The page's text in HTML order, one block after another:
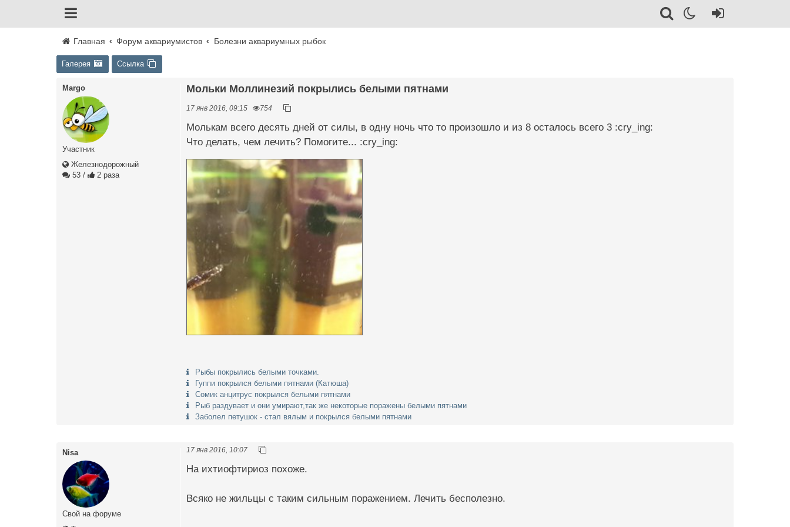
Главная Форум аквариумистов Болезни аквариумных рыбок
Галерея Ссылка
Margo
Участник
Железнодорожный
53 / 2 раза
Мольки Моллинезий покрылись белыми пятнами
17 янв 2016, 09:15 754
Молькам всего десять дней от силы, в одну ночь что то произошло и из 8 осталось всего 3 :cry_ing:
Что делать, чем лечить? Помогите... :cry_ing:
Рыбы покрылись белыми точками.
Гуппи покрылся белыми пятнами (Катюша)
Сомик анцитрус покрылся белыми пятнами
Рыб раздувает и они умирают,так же некоторые поражены белыми пятнами
Заболел петушок - стал вялым и покрылся белыми пятнами
Nisa
Свой на форуме
17 янв 2016, 10:07
На ихтиофтириоз похоже.
Всяко не жильцы с таким сильным поражением. Лечить бесполезно.